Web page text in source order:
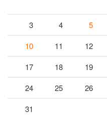
3
4 5
10
11 12
17
18 19
24
25 26
31